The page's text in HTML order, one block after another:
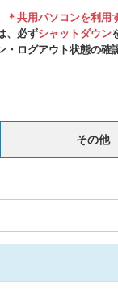
＊共用パソコンを利用
、必ずシャットダウン
・ログアウト状態の確
その他